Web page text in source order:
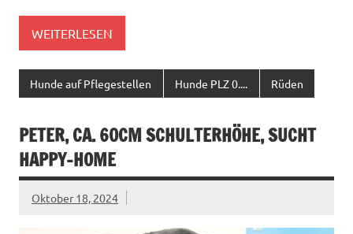
WEITERLESEN
Hunde auf Pflegestellen Hunde PLZ 0.... Rüden
PETER, CA. 60CM SCHULTERHÖHE, SUCHT
HAPPY-HOME
Oktober 18, 2024